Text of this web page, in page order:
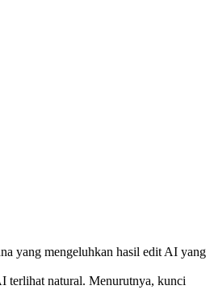
yang mengeluhkan hasil edit AI yang
terlihat natural. Menurutnya, kunci